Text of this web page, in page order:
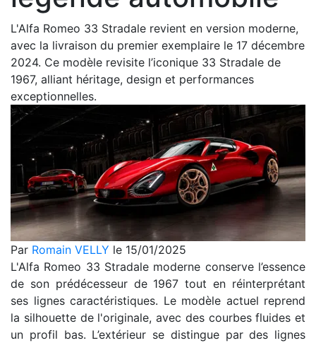
L'Alfa Romeo 33 Stradale revient en version moderne,
avec la livraison du premier exemplaire le 17 décembre
2024. Ce modèle revisite l’iconique 33 Stradale de
1967, alliant héritage, design et performances
exceptionnelles.
Par Romain VELLY le 15/01/2025
L'Alfa Romeo 33 Stradale moderne conserve l’essence
de son prédécesseur de 1967 tout en réinterprétant
ses lignes caractéristiques. Le modèle actuel reprend
la silhouette de l'originale, avec des courbes fluides et
un profil bas. L’extérieur se distingue par des lignes